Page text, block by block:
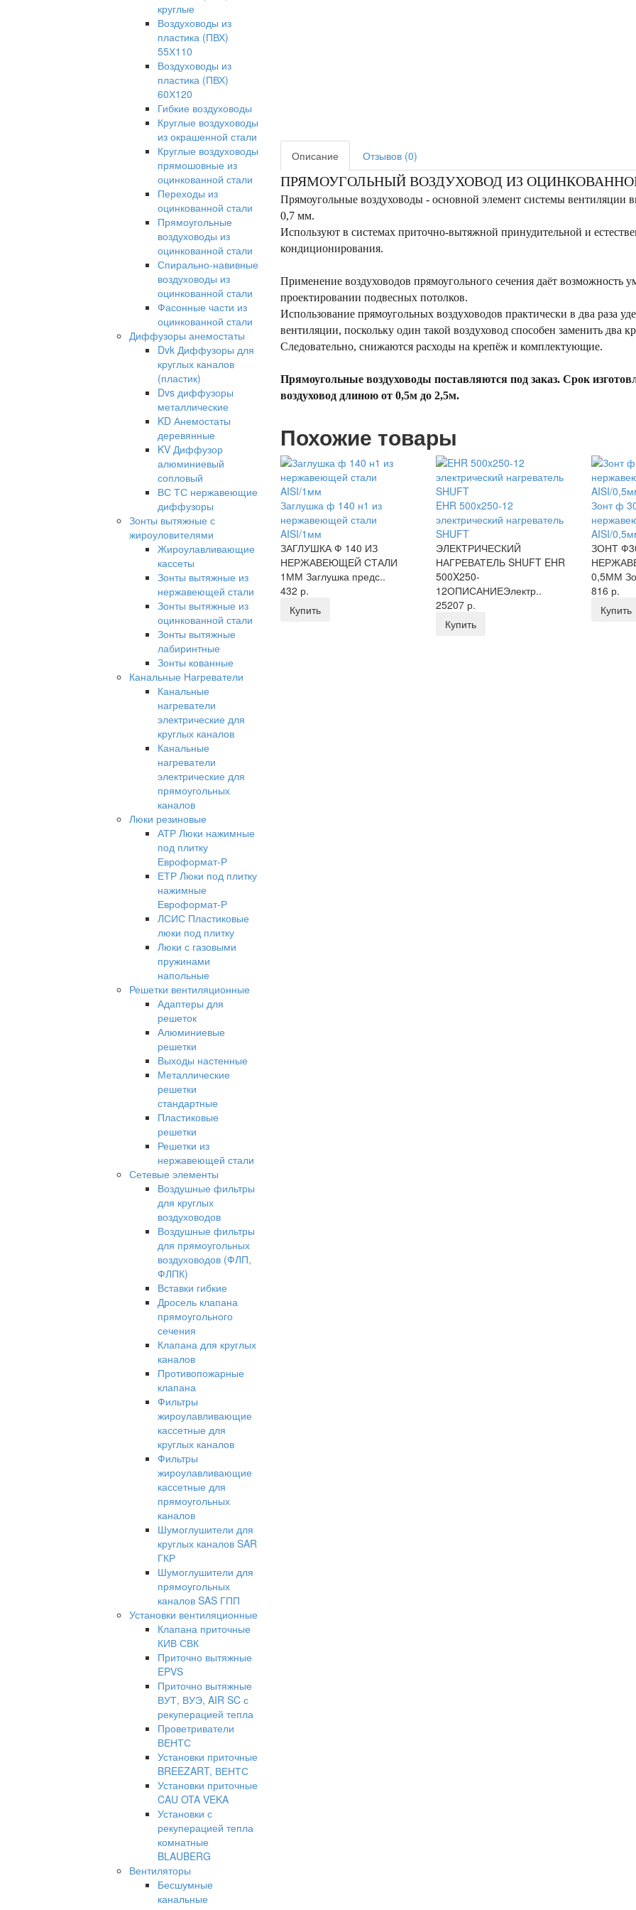
круглые
Воздуховоды из
пластика (ПВХ)
55Х110
Воздуховоды из
пластика (ПВХ)
60Х120
Гибкие воздуховоды
Круглые воздуховоды
из окрашенной стали
Круглые воздуховоды
прямошовные из
оцинкованной стали
Переходы из
оцинкованной стали
Прямоугольные
воздуховоды из
оцинкованной стали
Спирально-навивные
воздуховоды из
оцинкованной стали
Фасонные части из
оцинкованной стали
Диффузоры анемостаты
Dvk Диффузоры для
круглых каналов
(пластик)
Dvs диффузоры
металлические
KD Анемостаты
деревянные
KV Диффузор
алюминиевый
сопловый
ВС ТС нержавеющие
диффузоры
Зонты вытяжные с
жироуловителями
Жироулавливающие
кассеты
Зонты вытяжные из
нержавеющей стали
Зонты вытяжные из
оцинкованной стали
Зонты вытяжные
лабиринтные
Зонты кованные
Канальные Нагреватели
Канальные
нагреватели
электрические для
круглых каналов
Канальные
нагреватели
электрические для
прямоугольных
каналов
Люки резиновые
АТР Люки нажимные
под плитку
Евроформат-Р
ЕТР Люки под плитку
нажимные
Евроформат-Р
ЛСИС Пластиковые
люки под плитку
Люки с газовыми
пружинами
напольные
Решетки вентиляционные
Адаптеры для
решеток
Алюминиевые
решетки
Выходы настенные
Металлические
решетки
стандартные
Пластиковые
решетки
Решетки из
нержавеющей стали
Сетевые элементы
Воздушные фильтры
для круглых
воздуховодов
Воздушные фильтры
для прямоугольных
воздуховодов (ФЛП,
ФЛПК)
Вставки гибкие
Дросель клапана
прямоугольного
сечения
Клапана для круглых
каналов
Противопожарные
клапана
Фильтры
жироулавливающие
кассетные для
круглых каналов
Фильтры
жироулавливающие
кассетные для
прямоугольных
каналов
Шумоглушители для
круглых каналов SAR
ГКР
Шумоглушители для
прямоугольных
каналов SAS ГПП
Установки вентиляционные
Клапана приточные
КИВ СВК
Приточно вытяжные
EPVS
Приточно вытяжные
ВУТ, ВУЭ, AIR SC с
рекуперацией тепла
Проветриватели
ВЕНТС
Установки приточные
BREEZART, ВЕНТС
Установки приточные
CAU OTA VEKA
Установки с
рекуперацией тепла
комнатные
BLAUBERG
Вентиляторы
Бесшумные
канальные
Описание Отзывов (0)
ПРЯМОУГОЛЬНЫЙ ВОЗДУХОВОД ИЗ
Прямоугольные воздуховоды - основной элемент системы
0,7 мм.
Используют в системах приточно-вытяжной принудительной и
кондиционирования.
Применение воздуховодов прямоугольного сечения даёт возможность
проектировании подвесных потолков.
Использование прямоугольных воздуховодов практически в два раза
вентиляции, поскольку один такой воздуховод способен заменить два
Следовательно, снижаются расходы на крепёж и комплектующие.
Прямоугольные воздуховоды поставляются под заказ. Срок
воздуховод длиною от 0,5м до 2,5м.
Похожие товары
Заглушка ф 140 н1 из
нержавеющей стали
AISI/1мм
ЗАГЛУШКА Ф 140 ИЗ
НЕРЖАВЕЮЩЕЙ СТАЛИ
1ММ Заглушка предс..
432 р.
Купить
EHR 500x250-12
электрический нагреватель
SHUFT
ЭЛЕКТРИЧЕСКИЙ
НАГРЕВАТЕЛЬ SHUFT EHR
500X250-
12ОПИСАНИЕЭлектр..
25207 р.
Купить
Зонт ф
AISI/
ЗОНТ
0,5ММ
816 р.
Купить